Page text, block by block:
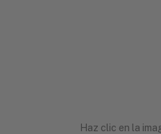
Haz clic en la